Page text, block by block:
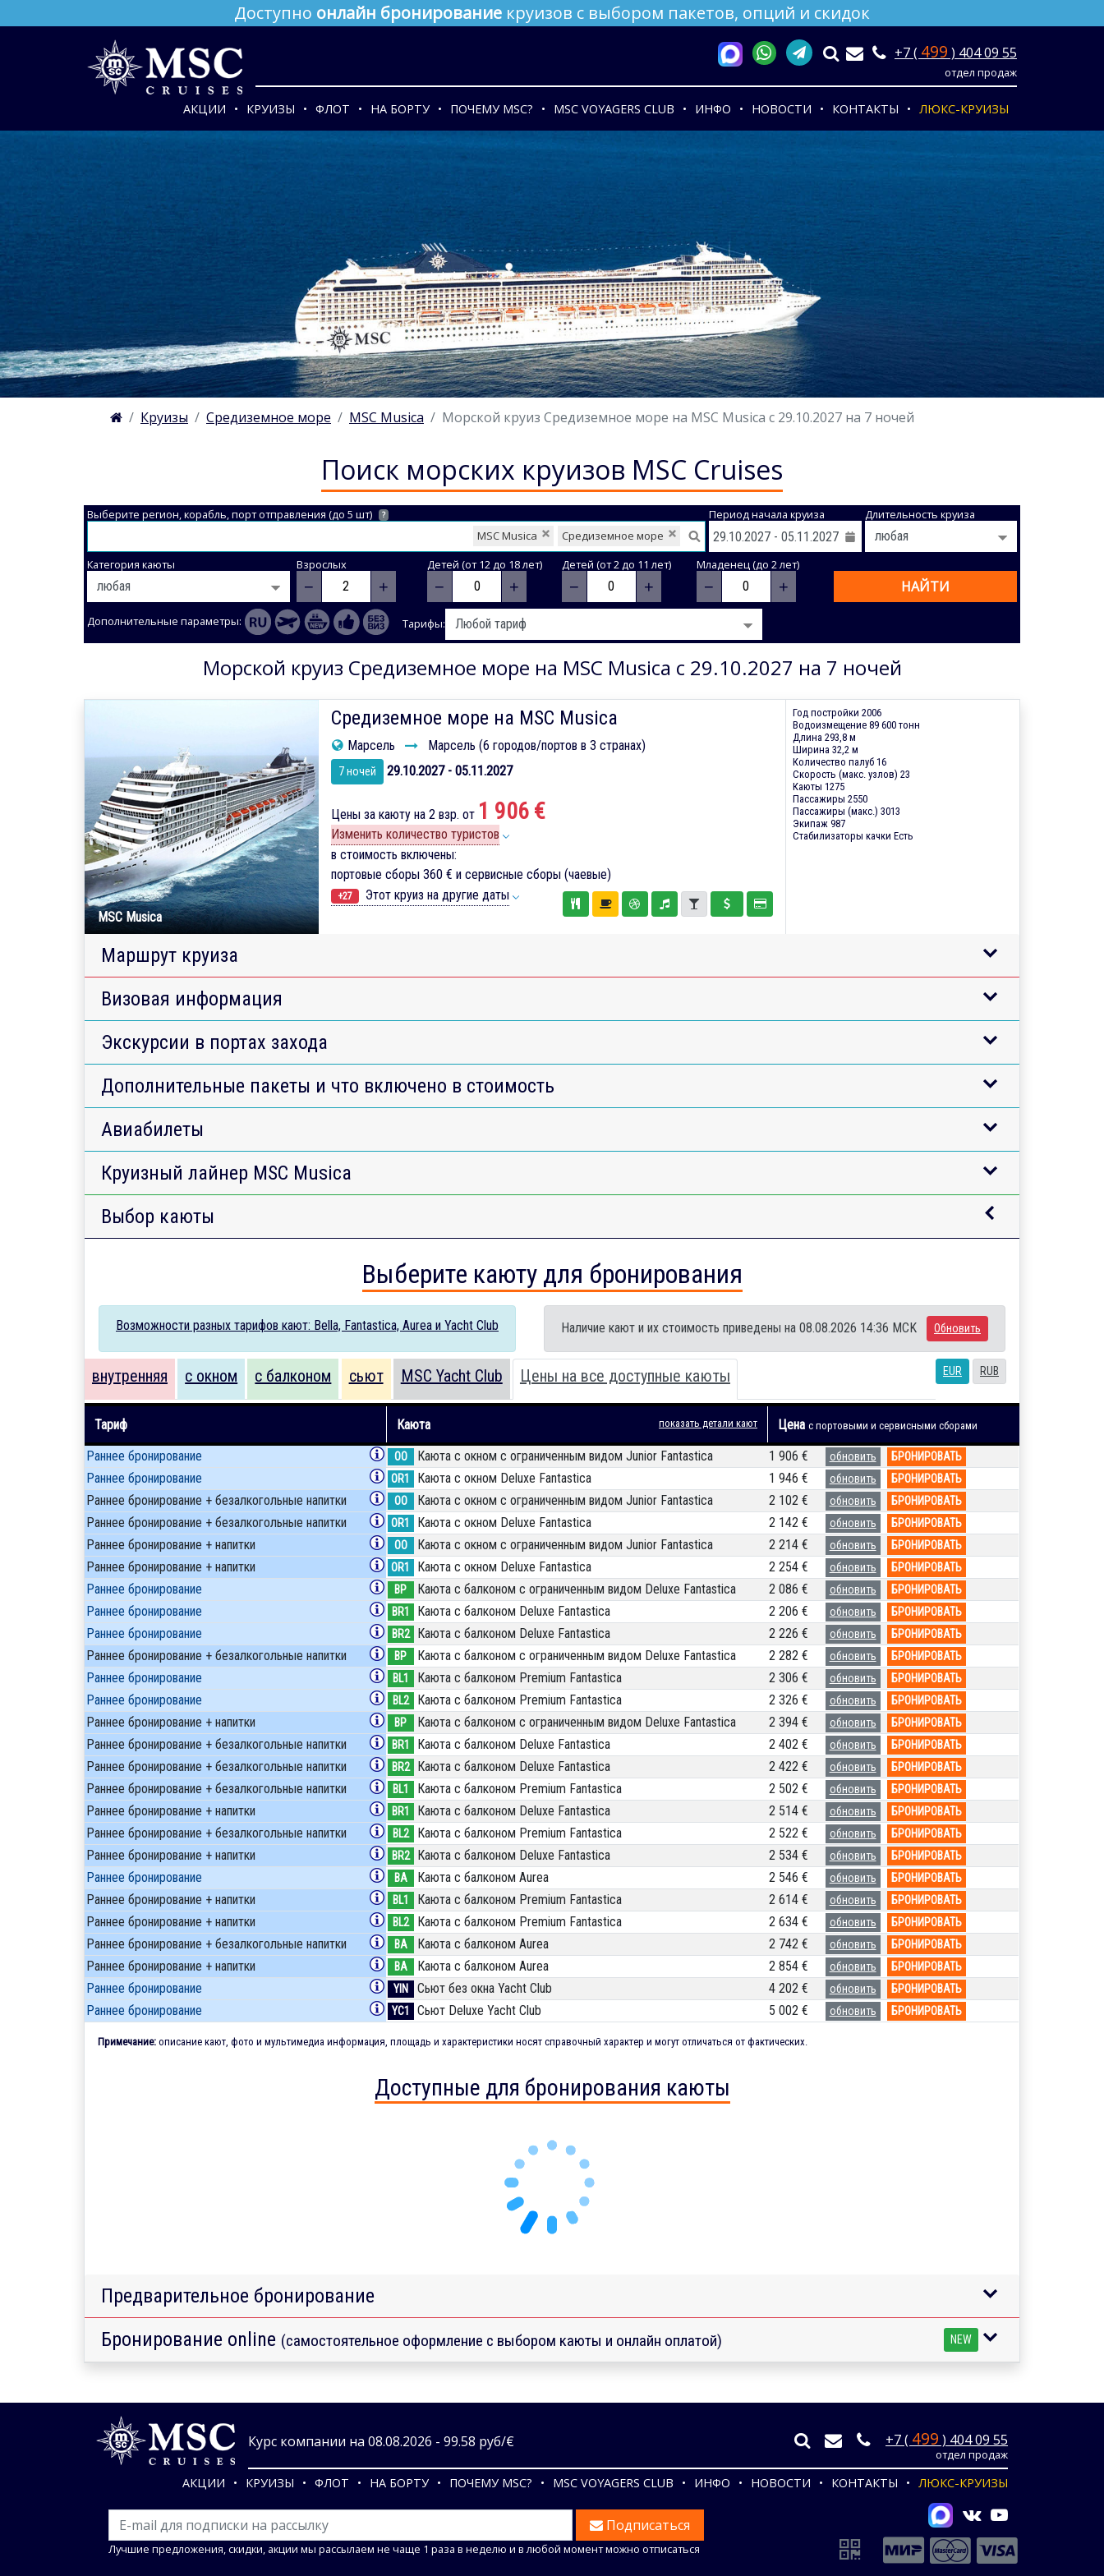
Доступно онлайн бронирование круизов с выбором пакетов, опций и скидок
+7 ( 499 ) 404 09 55
отдел продаж
АКЦИИ КРУИЗЫ ФЛОТ НА БОРТУ ПОЧЕМУ MSC? MSC VOYAGERS CLUB ИНФО НОВОСТИ КОНТАКТЫ ЛЮКС-КРУИЗЫ
Круизы Средиземное море MSC Musica Морской круиз Средиземное море на MSC Musica с 29.10.2027 на 7 ночей
Поиск морских круизов MSC Cruises
Выберите регион, корабль, порт отправления (до 5 шт) ?
Средиземное море
MSC Musica
Период начала круиза Длительность круиза
Категория каюты Взрослых
− +
Детей (от 12 до 18 лет)
− +
Детей (от 2 до 11 лет)
− +
Младенец (до 2 лет)
− + НАЙТИ
Дополнительные параметры: Тарифы:
Морской круиз Средиземное море на MSC Musica с 29.10.2027 на 7 ночей
MSC Musica
Средиземное море на MSC Musica
Марсель Марсель (6 городов/портов в 3 странах)
7 ночей 29.10.2027 - 05.11.2027
Цены за каюту на 2 взр. от 1 906 €
Изменить количество туристов
в стоимость включены:
портовые сборы 360 € и сервисные сборы (чаевые)
+27 Этот круиз на другие даты
Год постройки 2006
Водоизмещение 89 600 тонн
Длина 293,8 м
Ширина 32,2 м
Количество палуб 16
Скорость (макс. узлов) 23
Каюты 1275
Пассажиры 2550
Пассажиры (макс.) 3013
Экипаж 987
Стабилизаторы качки Есть
Маршрут круиза
Визовая информация
Экскурсии в портах захода
Дополнительные пакеты и что включено в стоимость
Авиабилеты
Круизный лайнер MSC Musica
Выбор каюты
Выберите каюту для бронирования
Возможности разных тарифов кают: Bella, Fantastica, Aurea и Yacht Club Наличие кают и их стоимость приведены на 08.08.2026 14:36 MCK Обновить
EUR RUB
внутренняя с окном с балконом сьют MSC Yacht Club Цены на все доступные каюты
Тариф Каюта показать детали кают Цена с портовыми и сервисными сборами
Раннее бронирование OO Каюта с окном с ограниченным видом Junior Fantastica 1 906 € обновить БРОНИРОВАТЬ
Раннее бронирование OR1 Каюта с окном Deluxe Fantastica 1 946 € обновить БРОНИРОВАТЬ
Раннее бронирование + безалкогольные напитки OO Каюта с окном с ограниченным видом Junior Fantastica 2 102 € обновить БРОНИРОВАТЬ
Раннее бронирование + безалкогольные напитки OR1 Каюта с окном Deluxe Fantastica 2 142 € обновить БРОНИРОВАТЬ
Раннее бронирование + напитки OO Каюта с окном с ограниченным видом Junior Fantastica 2 214 € обновить БРОНИРОВАТЬ
Раннее бронирование + напитки OR1 Каюта с окном Deluxe Fantastica 2 254 € обновить БРОНИРОВАТЬ
Раннее бронирование BP Каюта с балконом c ограниченным видом Deluxe Fantastica 2 086 € обновить БРОНИРОВАТЬ
Раннее бронирование BR1 Каюта с балконом Deluxe Fantastica 2 206 € обновить БРОНИРОВАТЬ
Раннее бронирование BR2 Каюта с балконом Deluxe Fantastica 2 226 € обновить БРОНИРОВАТЬ
Раннее бронирование + безалкогольные напитки BP Каюта с балконом c ограниченным видом Deluxe Fantastica 2 282 € обновить БРОНИРОВАТЬ
Раннее бронирование BL1 Каюта с балконом Premium Fantastica 2 306 € обновить БРОНИРОВАТЬ
Раннее бронирование BL2 Каюта с балконом Premium Fantastica 2 326 € обновить БРОНИРОВАТЬ
Раннее бронирование + напитки BP Каюта с балконом c ограниченным видом Deluxe Fantastica 2 394 € обновить БРОНИРОВАТЬ
Раннее бронирование + безалкогольные напитки BR1 Каюта с балконом Deluxe Fantastica 2 402 € обновить БРОНИРОВАТЬ
Раннее бронирование + безалкогольные напитки BR2 Каюта с балконом Deluxe Fantastica 2 422 € обновить БРОНИРОВАТЬ
Раннее бронирование + безалкогольные напитки BL1 Каюта с балконом Premium Fantastica 2 502 € обновить БРОНИРОВАТЬ
Раннее бронирование + напитки BR1 Каюта с балконом Deluxe Fantastica 2 514 € обновить БРОНИРОВАТЬ
Раннее бронирование + безалкогольные напитки BL2 Каюта с балконом Premium Fantastica 2 522 € обновить БРОНИРОВАТЬ
Раннее бронирование + напитки BR2 Каюта с балконом Deluxe Fantastica 2 534 € обновить БРОНИРОВАТЬ
Раннее бронирование BA Каюта с балконом Aurea 2 546 € обновить БРОНИРОВАТЬ
Раннее бронирование + напитки BL1 Каюта с балконом Premium Fantastica 2 614 € обновить БРОНИРОВАТЬ
Раннее бронирование + напитки BL2 Каюта с балконом Premium Fantastica 2 634 € обновить БРОНИРОВАТЬ
Раннее бронирование + безалкогольные напитки BA Каюта с балконом Aurea 2 742 € обновить БРОНИРОВАТЬ
Раннее бронирование + напитки BA Каюта с балконом Aurea 2 854 € обновить БРОНИРОВАТЬ
Раннее бронирование YIN Сьют без окна Yacht Club 4 202 € обновить БРОНИРОВАТЬ
Раннее бронирование YC1 Сьют Deluxe Yacht Club 5 002 € обновить БРОНИРОВАТЬ
Примечание: описание кают, фото и мультимедиа информация, площадь и характеристики носят справочный характер и могут отличаться от фактических.
Доступные для бронирования каюты
Предварительное бронирование
Бронирование online (самостоятельное оформление с выбором каюты и онлайн оплатой) NEW
Курс компании на 08.08.2026 - 99.58 руб/€ +7 ( 499 ) 404 09 55
отдел продаж
АКЦИИ КРУИЗЫ ФЛОТ НА БОРТУ ПОЧЕМУ MSC? MSC VOYAGERS CLUB ИНФО НОВОСТИ КОНТАКТЫ ЛЮКС-КРУИЗЫ
Подписаться
Лучшие предложения, скидки, акции мы рассылаем не чаще 1 раза в неделю и в любой момент можно отписаться